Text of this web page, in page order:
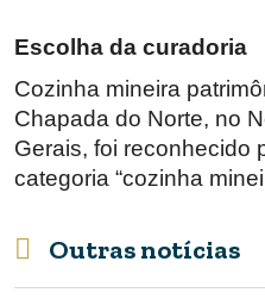
Escolha da curadoria
Cozinha mineira
Chapada do Norte, no
Gerais, foi reconhecido
categoria “cozinha
Outras notícias